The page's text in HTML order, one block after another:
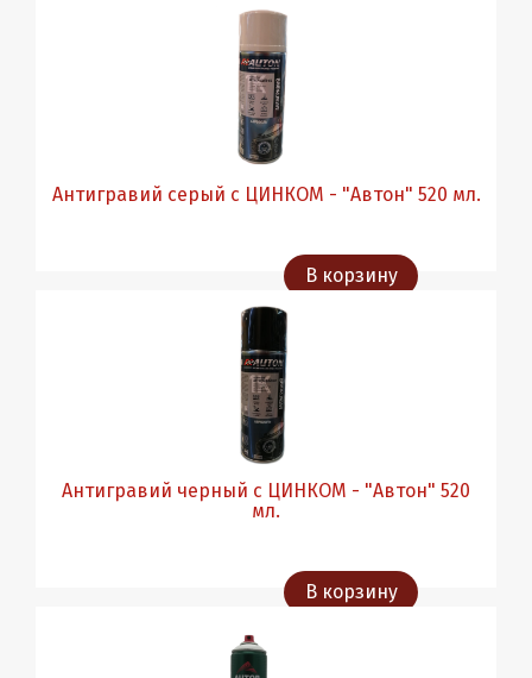
Антигравий серый с ЦИНКОМ - "Автон" 520 мл.
В корзину
Антигравий черный с ЦИНКОМ - "Автон" 520
мл.
В корзину